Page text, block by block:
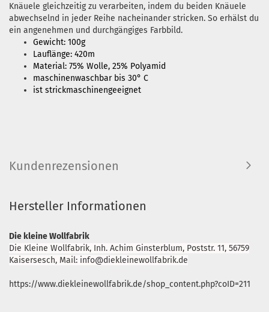
Knäuele gleichzeitig zu verarbeiten, indem du beiden Knäuele
abwechselnd in jeder Reihe nacheinander stricken. So erhälst du
ein angenehmen und durchgängiges Farbbild.
Gewicht: 100g
Lauflänge: 420m
Material: 75% Wolle, 25% Polyamid
maschinenwaschbar bis 30° C
ist strickmaschinengeeignet
Kundenrezensionen
Hersteller Informationen
Die kleine Wollfabrik
Die Kleine Wollfabrik, Inh. Achim Ginsterblum, Poststr. 11, 56759
Kaisersesch, Mail: info@diekleinewollfabrik.de
https://www.diekleinewollfabrik.de/shop_content.php?coID=211